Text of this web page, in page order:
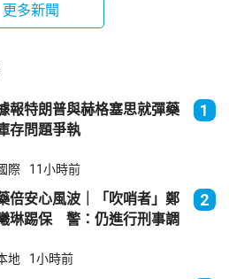
更多新聞
報特朗普與赫格塞思就彈藥
存問題爭執
1
際 11小時前
倍安心風波｜「吹哨者」鄭
琳踢保 警：仍進行刑事調
2
地 1小時前